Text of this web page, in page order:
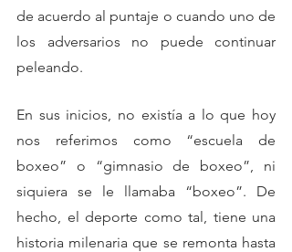
de acuerdo al puntaje o cuando uno de
los adversarios no puede continuar
peleando.
En sus inicios, no existía a lo que hoy
nos referimos como “escuela de
boxeo” o “gimnasio de boxeo”, ni
siquiera se le llamaba “boxeo”. De
hecho, el deporte como tal, tiene una
historia milenaria que se remonta hasta